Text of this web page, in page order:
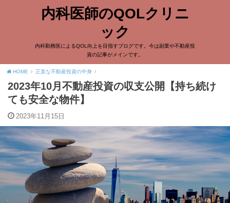
内科医師のQOLクリニ
ック
内科勤務医によるQOL向上を目指すブログです。今は副業や不動産投
資の記事がメインです。
HOME 正直な不動産投資の中身
2023年10月不動産投資の収支公開【持ち続け
ても安全な物件】
2023年11月15日